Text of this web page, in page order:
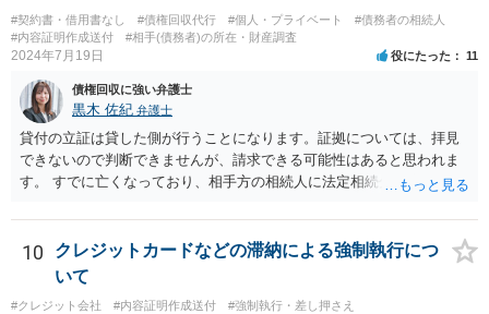
す。 その際には、訴訟に要する費用その他法令上認められる金員につ
いても併せて請求する予定ですので、あらかじめ申し添えます。 本件
は、貴殿自らが契約を解約したことによって生じた返還義務の履行を
の内部事情は、私に対する返還義務の発生や履行時期には何ら影響を
及ぼすものではありません。 これ以上、本件の解決を不必要に遅延さ
せることなく、誠意をもって速やかに返金手続を履行されるよう、強
く求めます。 以上
#契約書・借用書なし #債権回収代行 #個人・プライベート
#債務者の相続人
#内容証明作成送付
#相手(債務者)の所在・財産調査
2024年7月19日 役にたった 11
債権回収に強い弁護士
黒木 佐紀 弁護士
貸付の立証は貸した側が行うことになります。証拠については、拝見
できないので判断できませんが、請求できる可能性はあると思われま
す。 すでに亡くなっており、相手方の相続人に法定相続分に応じて請
が難しくなります。 お早めに相続人に請求していくか、それが難しい
場合は、弁護士に相談されるのがよろしいかと思います。
10
クレジットカードなどの滞納による強制執行につ
いて
#クレジット会社 #内容証明作成送付 #強制執行・差し押さえ